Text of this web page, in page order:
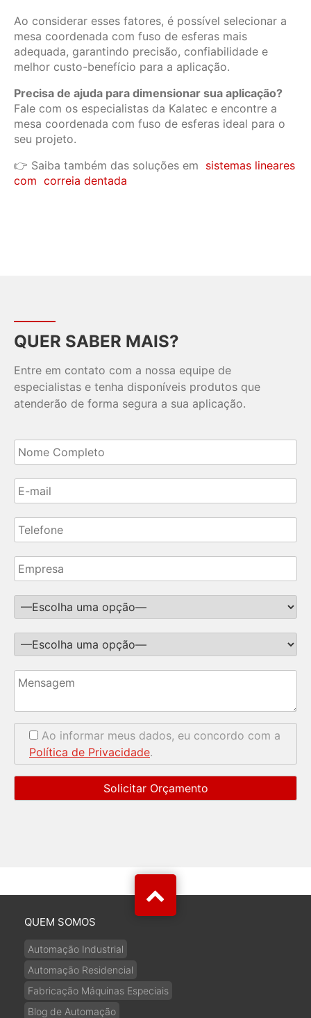
Ao considerar esses fatores, é possível selecionar a
mesa coordenada com fuso de esferas mais
adequada, garantindo precisão, confiabilidade e
melhor custo-benefício para a aplicação.
Precisa de ajuda para dimensionar sua aplicação?
Fale com os especialistas da Kalatec e encontre a
mesa coordenada com fuso de esferas ideal para o
seu projeto.
👉 Saiba também das soluções em sistemas lineares
com correia dentada
QUER SABER MAIS?
Entre em contato com a nossa equipe de
especialistas e tenha disponíveis produtos que
atenderão de forma segura a sua aplicação.
Ao informar meus dados, eu concordo com a
Política de Privacidade.
QUEM SOMOS
Automação Industrial
Automação Residencial
Fabricação Máquinas Especiais
Blog de Automação